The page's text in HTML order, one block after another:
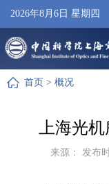
2026年8月6日 星期四
首页 > 概况
上海光
来源： 发布